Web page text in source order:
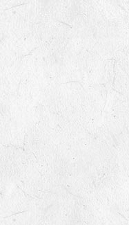
Mes
elles
9
frais